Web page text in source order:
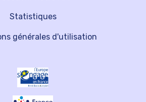
Statistiques
générales d'utilisation